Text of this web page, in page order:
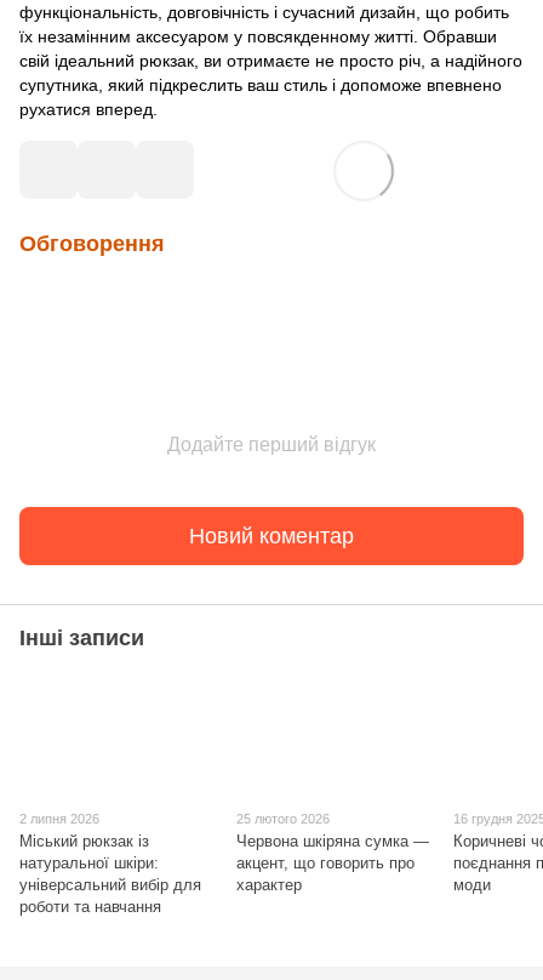
функціональність, довговічність і сучасний дизайн, що робить
їх незамінним аксесуаром у повсякденному житті. Обравши
свій ідеальний рюкзак, ви отримаєте не просто річ, а надійного
супутника, який підкреслить ваш стиль і допоможе впевнено
рухатися вперед.
Обговорення
Додайте перший відгук
Новий коментар
Інші записи
2 липня 2026
Міський рюкзак із
натуральної шкіри:
універсальний вибір для
роботи та навчання
25 лютого 2026
Червона шкіряна сумка —
акцент, що говорить про
характер
16 грудня
Коричневі
поєднання
моди